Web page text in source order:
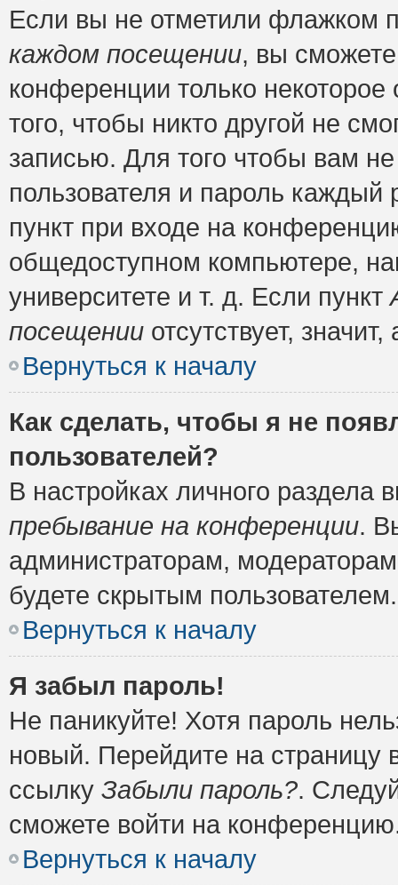
Если вы не отметили флажком
каждом посещении, вы
конференции только
того, чтобы никто другой не
записью. Для того чтобы вам
пользователя и пароль
пункт при входе на
общедоступном компьютере,
университете и т. д. Если пункт
посещении отсутствует,
Вернуться к началу
Как сделать, чтобы я не
пользователей?
В настройках личного
пребывание на конференции.
администраторам,
будете скрытым пользователем.
Вернуться к началу
Я забыл пароль!
Не паникуйте! Хотя пароль
новый. Перейдите на
ссылку Забыли пароль?.
сможете войти на
Вернуться к началу